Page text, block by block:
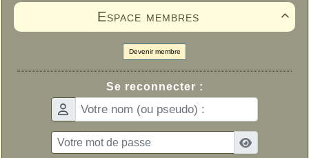

Espace membres
Devenir membre
Se reconnecter :